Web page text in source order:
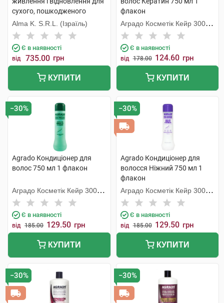
сухого, пошкодженого
волосся 300 мл 1 флакон
Alma K. S.R.L. (Ізраїль)
Є в наявності
від 735.00 грн
КУПИТИ
флакон
Аградо Косметік Кейр 3000
С.Л.У.
Є в наявності
від 178.00 124.60 грн
КУПИТИ
−30%
Agrado Кондиціонер для
волос 750 мл 1 флакон
Аградо Косметік Кейр 3000
С.Л.У.
Є в наявності
від 185.00 129.50 грн
КУПИТИ
−30%
Agrado Кондиціонер для
волосся Ніжний 750 мл 1
флакон
Аградо Косметік Кейр 3000
С.Л.У.
Є в наявності
від 185.00 129.50 грн
КУПИТИ
−30% −30%